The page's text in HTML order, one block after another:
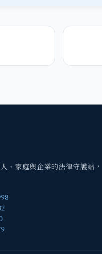
、家庭與企業的法律守護站，